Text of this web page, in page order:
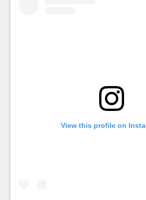
View this profile on